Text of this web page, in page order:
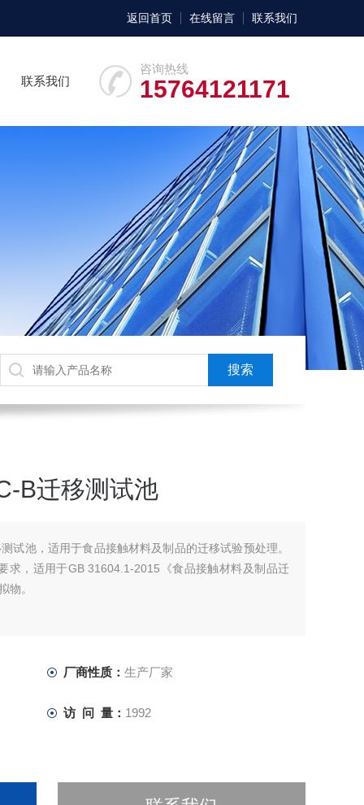
返回首页 在线留言 联系我们
咨询热线
15764121171
联系我们
B迁移测试池
试池，适用于食品接触材料及制品的迁移试验预处理。
求，适用于GB 31604.1-2015《食品接触材料及制品迁
物。
厂商性质： 生产厂家
访 问 量： 1992